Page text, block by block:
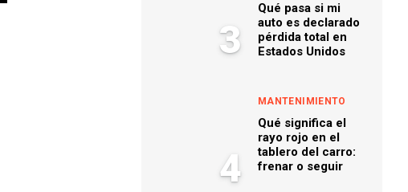
3
Qué pasa si mi
auto es declarado
pérdida total en
Estados Unidos
4
MANTENIMIENTO
Qué significa el
rayo rojo en el
tablero del carro:
frenar o seguir